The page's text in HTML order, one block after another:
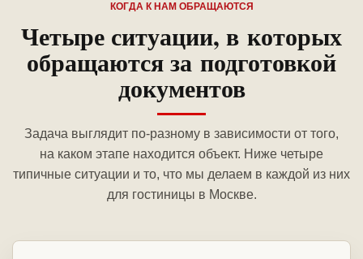
КОГДА К НАМ ОБРАЩАЮТСЯ
Четыре ситуации, в которых
обращаются за подготовкой
документов
Задача выглядит по-разному в зависимости от того,
на каком этапе находится объект. Ниже четыре
типичные ситуации и то, что мы делаем в каждой из них
для гостиницы в Москве.